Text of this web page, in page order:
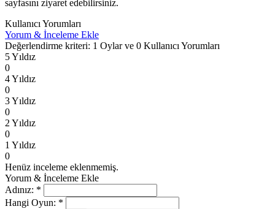
sayfasını ziyaret edebilirsiniz.
Kullanıcı Yorumları
Yorum & İnceleme Ekle
Değerlendirme kriteri: 1 Oylar ve 0 Kullanıcı Yorumları
5 Yıldız
0
4 Yıldız
0
3 Yıldız
0
2 Yıldız
0
1 Yıldız
0
Henüz inceleme eklenmemiş.
Yorum & İnceleme Ekle
Adınız: *
Hangi Oyun: *